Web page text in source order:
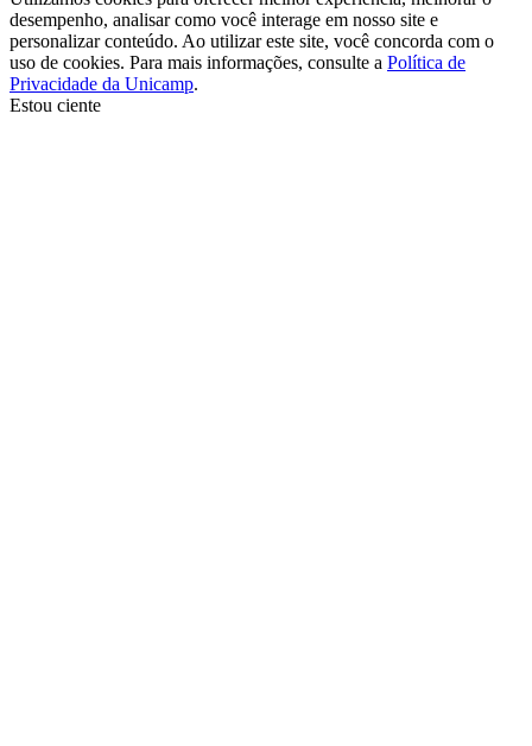
desempenho, analisar como você interage em nosso site e
personalizar conteúdo. Ao utilizar este site, você concorda com o
uso de cookies. Para mais informações, consulte a Política de
Privacidade da Unicamp.
Estou ciente